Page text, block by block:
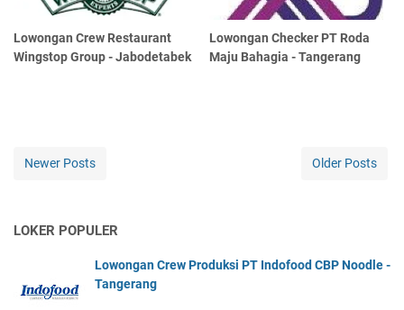
Lowongan Crew Restaurant
Wingstop Group - Jabodetabek
Lowongan Checker PT Roda
Maju Bahagia - Tangerang
Newer Posts Older Posts
LOKER POPULER
Lowongan Crew Produksi PT Indofood CBP Noodle -
Tangerang